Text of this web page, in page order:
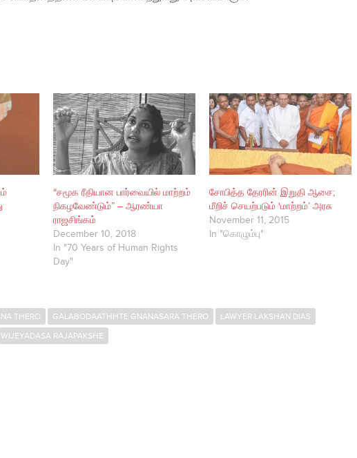
“சமூக ரீதியான பார்வையில் மாற்றம்
நிகழவேண்டும்” – ஆரண்யா
ராஜசிங்கம்
December 10, 2018
In "70 Years of Human Rights
Day"
சோபித்த தேரரின் இறுதி ஆசை;
மீறிச் செயற்படும் ‘மாற்றம்’ அரசு
November 11, 2015
In "கொழும்பு"
THERO GALABODAATHHTE GNANASARA THERO
LAWYER LAKSHAN DIAS
WIJEYADASA RAJAPAKSHE